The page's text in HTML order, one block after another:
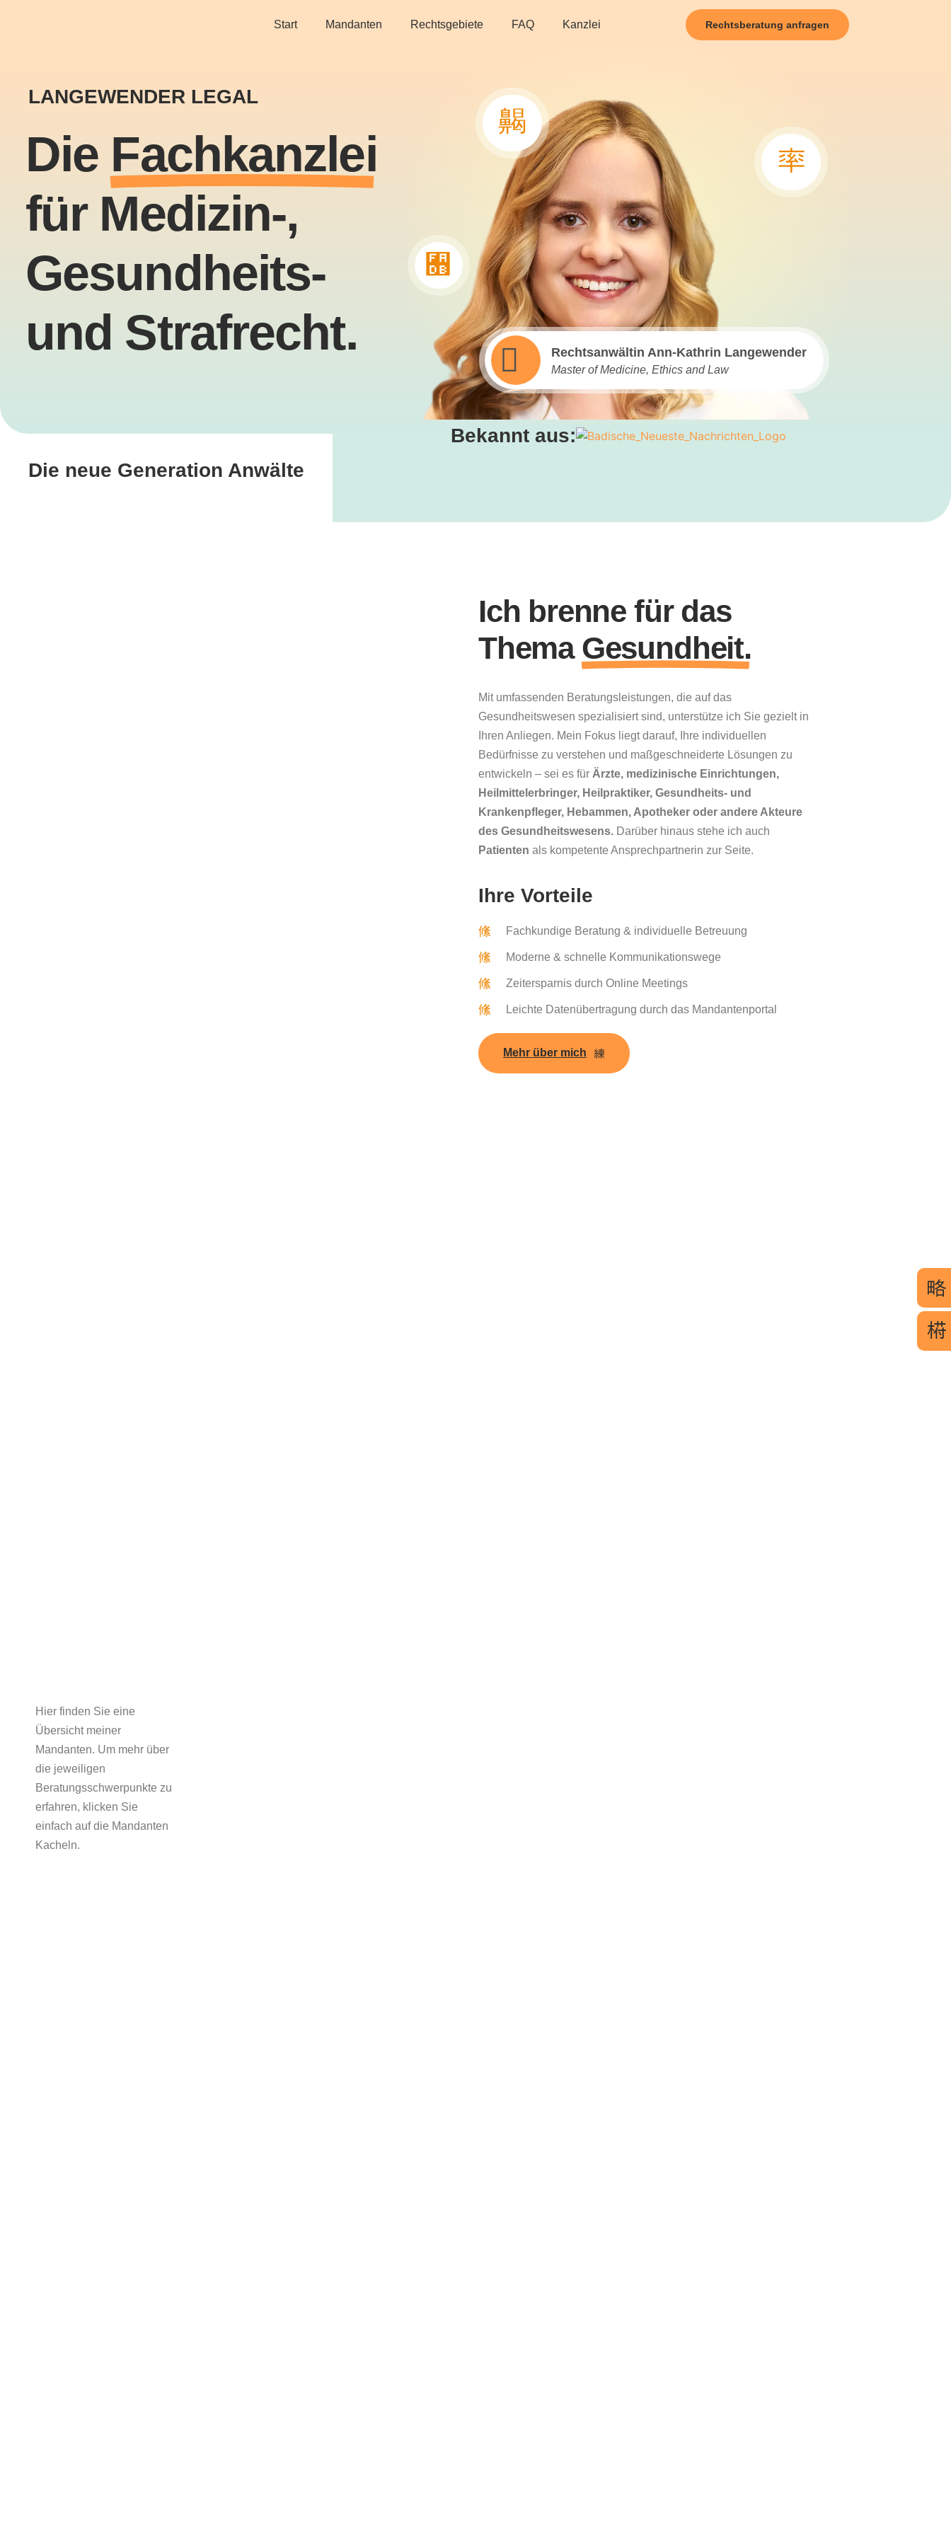
Start Mandanten Rechtsgebiete FAQ Kanzlei Rechtsberatung anfragen
LANGEWENDER LEGAL
Die Fachkanzlei
für Medizin-,
Gesundheits-
und Strafrecht.
Rechtsanwältin Ann-Kathrin Langewender
Master of Medicine, Ethics and Law
Die neue Generation Anwälte
Bekannt aus:
Ich brenne für das
Thema Gesundheit.
Mit umfassenden Beratungsleistungen, die auf das
Gesundheitswesen spezialisiert sind, unterstütze ich Sie gezielt in
Ihren Anliegen. Mein Fokus liegt darauf, Ihre individuellen
Bedürfnisse zu verstehen und maßgeschneiderte Lösungen zu
entwickeln – sei es fürÄrzte, medizinische Einrichtungen,
Heilmittelerbringer, Heilpraktiker, Gesundheits- und
Krankenpfleger, Hebammen, Apotheker oder andere Akteure
des Gesundheitswesens.Darüber hinaus stehe ich auch
Patienten als kompetente Ansprechpartnerin zur Seite.
Ihre Vorteile
Fachkundige Beratung & individuelle Betreuung
Moderne & schnelle Kommunikationswege
Zeitersparnis durch Online Meetings
Leichte Datenübertragung durch das Mandantenportal
Mehr über mich
Hier finden Sie eine
Übersicht meiner
Mandanten. Um mehr über
die jeweiligen
Beratungsschwerpunkte zu
erfahren, klicken Sie
einfach auf die Mandanten
Kacheln.